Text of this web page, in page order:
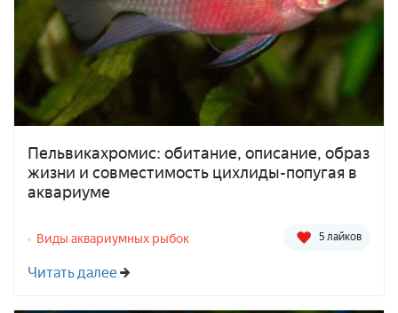
Пельвикахромис: обитание, описание, образ
жизни и совместимость цихлиды-попугая в
аквариуме
Виды аквариумных рыбок 5 лайков
Читать далее